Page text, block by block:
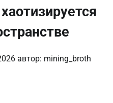
автор: mining_broth